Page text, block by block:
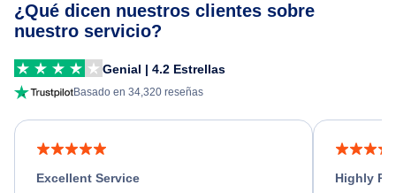
¿Qué dicen nuestros clientes sobre
nuestro servicio?
Genial | 4.2 Estrellas
Basado en 34,320 reseñas
Excellent Service
Highly